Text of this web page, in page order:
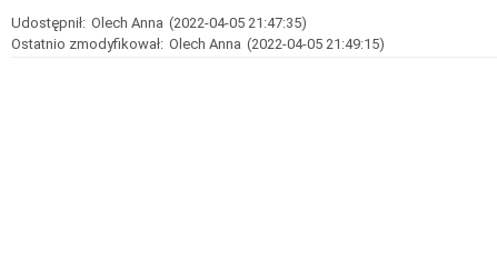
Udostępnił: Olech Anna (2022-04-05 21:47:35)
Ostatnio zmodyfikował: Olech Anna (2022-04-05 21:49:15)